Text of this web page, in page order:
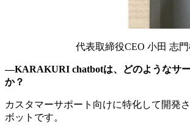
代表取締役CEO 小田 志
—KARAKURI chatbotは、どのようなサ
か？
カスタマーサポート向けに特化して開発
ボットです。